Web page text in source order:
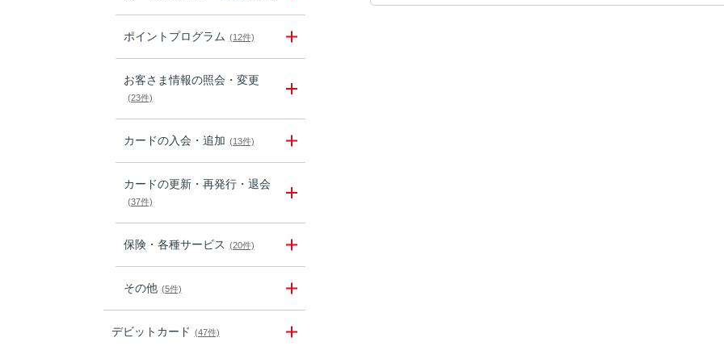
ポイントプログラム (12件)
お客さま情報の照会・変更
(23件)
カードの入会・追加 (13件)
カードの更新・再発行・退会
(37件)
保険・各種サービス (20件)
その他 (5件)
デビットカード (47件)